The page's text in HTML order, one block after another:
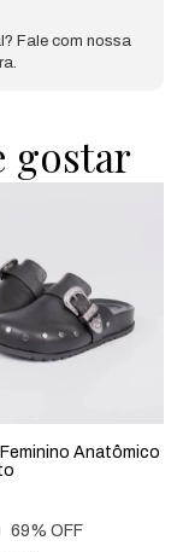
Fale com nossa
gostar
Anatômico
69% OFF